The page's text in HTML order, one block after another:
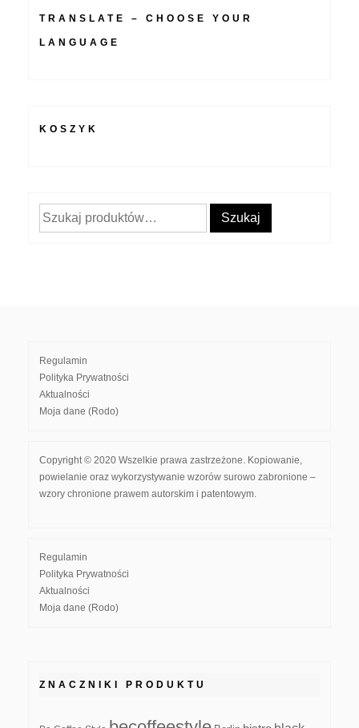
TRANSLATE – CHOOSE YOUR
LANGUAGE
KOSZYK
Szukaj: Szukaj
Regulamin
Polityka Prywatności
Aktualności
Moja dane (Rodo)
Copyright © 2020 Wszelkie prawa zastrzeżone. Kopiowanie,
powielanie oraz wykorzystywanie wzorów surowo zabronione –
wzory chronione prawem autorskim i patentowym.
Regulamin
Polityka Prywatności
Aktualności
Moja dane (Rodo)
ZNACZNIKI PRODUKTU